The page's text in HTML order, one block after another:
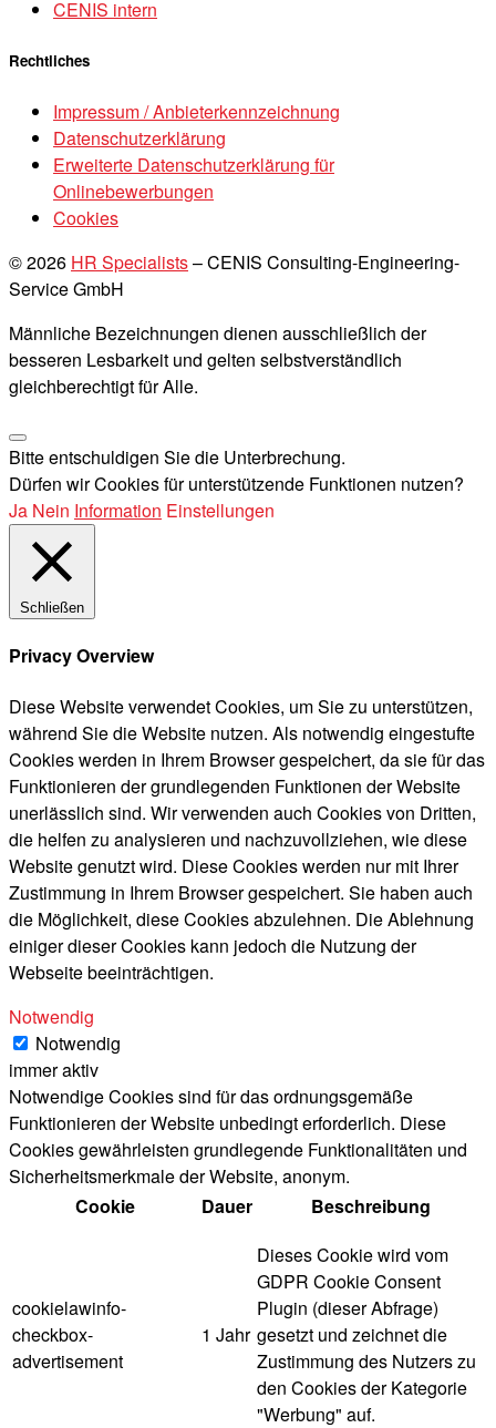
CENIS intern
Rechtliches
Impressum / Anbieterkennzeichnung
Datenschutzerklärung
Erweiterte Datenschutzerklärung für
Onlinebewerbungen
Cookies
© 2026 HR Specialists–CENIS Consulting-Engineering-
Service GmbH
Männliche Bezeichnungen dienen ausschließlich der
besseren Lesbarkeit und gelten selbstverständlich
gleichberechtigt für Alle.
Bitte entschuldigen Sie die Unterbrechung.
Dürfen wir Cookies für unterstützende Funktionen nutzen?
Ja Nein Information Einstellungen
Schließen
Privacy Overview
Diese Website verwendet Cookies, um Sie zu unterstützen,
während Sie die Website nutzen. Als notwendig eingestufte
Cookies werden in Ihrem Browser gespeichert, da sie für das
Funktionieren der grundlegenden Funktionen der Website
unerlässlich sind. Wir verwenden auch Cookies von Dritten,
die helfen zu analysieren und nachzuvollziehen, wie diese
Website genutzt wird. Diese Cookies werden nur mit Ihrer
Zustimmung in Ihrem Browser gespeichert. Sie haben auch
die Möglichkeit, diese Cookies abzulehnen. Die Ablehnung
einiger dieser Cookies kann jedoch die Nutzung der
Webseite beeinträchtigen.
Notwendig
Notwendig
immer aktiv
Notwendige Cookies sind für das ordnungsgemäße
Funktionieren der Website unbedingt erforderlich. Diese
Cookies gewährleisten grundlegende Funktionalitäten und
Sicherheitsmerkmale der Website, anonym.
Cookie
Dauer Beschreibung
cookielawinfo-
checkbox-
advertisement
1 Jahr
Dieses Cookie wird vom
GDPR Cookie Consent
Plugin (dieser Abfrage)
gesetzt und zeichnet die
Zustimmung des Nutzers zu
den Cookies der Kategorie
"Werbung" auf.